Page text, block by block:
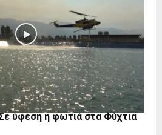
ύφεση η φωτιά στα Φύχτια